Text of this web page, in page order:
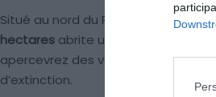
Situé au nord du Portugal, à une
hectares abrite une variété
apercevrez des vaches, des
d’extinction.